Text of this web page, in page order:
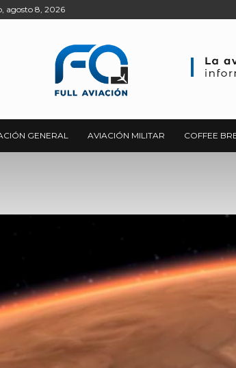
agosto 8, 2026
GENERAL AVIACIÓN MILITAR COFFEE